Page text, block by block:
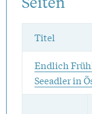
Titel
Endlich
Seeadler in